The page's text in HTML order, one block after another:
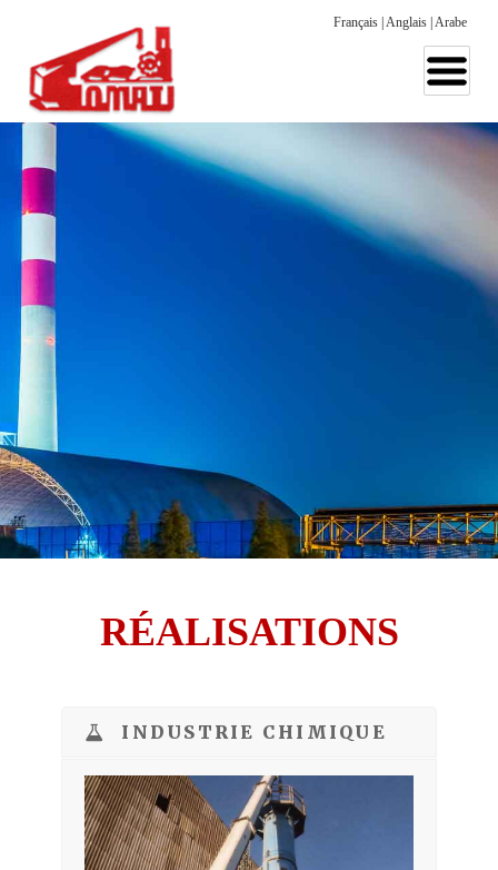
Français Anglais Arabe
Somati
RÉALISATIONS
INDUSTRIE CHIMIQUE